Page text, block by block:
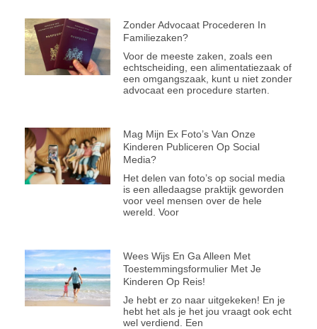
Zonder Advocaat Procederen In
Familiezaken?
Voor de meeste zaken, zoals een
echtscheiding, een alimentatiezaak of
een omgangszaak, kunt u niet zonder
advocaat een procedure starten.
Mag Mijn Ex Foto’s Van Onze
Kinderen Publiceren Op Social
Media?
Het delen van foto’s op social media
is een alledaagse praktijk geworden
voor veel mensen over de hele
wereld. Voor
Wees Wijs En Ga Alleen Met
Toestemmingsformulier Met Je
Kinderen Op Reis!
Je hebt er zo naar uitgekeken! En je
hebt het als je het jou vraagt ook echt
wel verdiend. Een